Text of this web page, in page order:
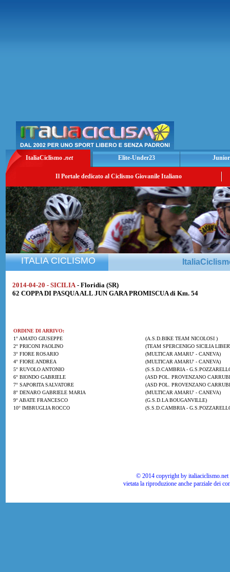
ItaliaCiclismo .net Elite-Under23
Il Portale dedicato al Ciclismo Giovanile Italiano
ITALIA CICLISMO
2014-04-20 - SICILIA - Floridia (SR)
62 COPPA DI PASQUA ALL JUN GARA PROMISCUA di Km. 54
ORDINE DI ARRIVO:
1° AMATO GIUSEPPE
(A.S.D.BIKE TEAM NICOLOSI )
2° PRICONI PAOLINO
(TEAM SPERCENIGO SICILIA
3° FIORE ROSARIO
(MULTICAR AMARU' - CANEVA)
4° FIORE ANDREA
(MULTICAR AMARU' - CANEVA)
5° RUVOLO ANTONIO
(S.S.D.CAMBRIA -
6° BIONDO GABRIELE
(ASD POL. PROVENZANO
7° SAPORITA SALVATORE
(ASD POL. PROVENZANO
8° DENARO GABRIELE MARIA
(MULTICAR AMARU' - CANEVA)
9° ABATE FRANCESCO
(G.S.D.LA BOUGANVILLE)
10° IMBRUGLIA ROCCO
(S.S.D.CAMBRIA -
© 2014 copyright by
vietata la riproduzione anche parziale dei